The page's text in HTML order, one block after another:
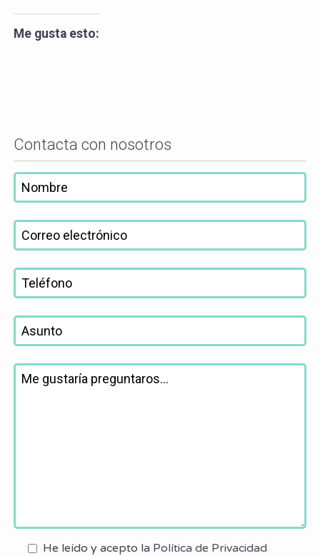
Me gusta esto:
Contacta con nosotros
He leído y acepto la Política de Privacidad